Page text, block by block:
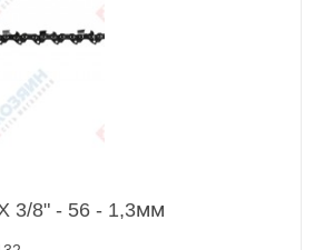
3/8" - 56 - 1,3мм